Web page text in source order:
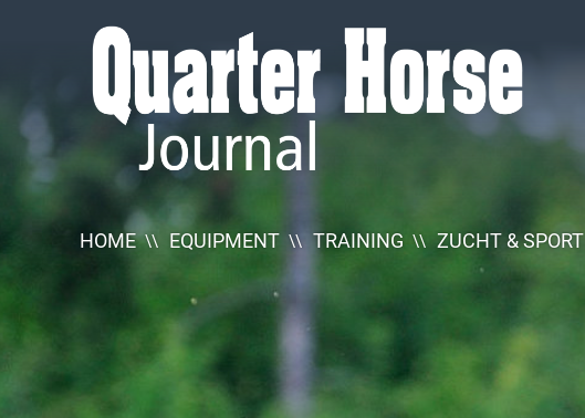
Quarter
Journal
HOME EQUIPMENT TRAINING ZUCHT & SPORT